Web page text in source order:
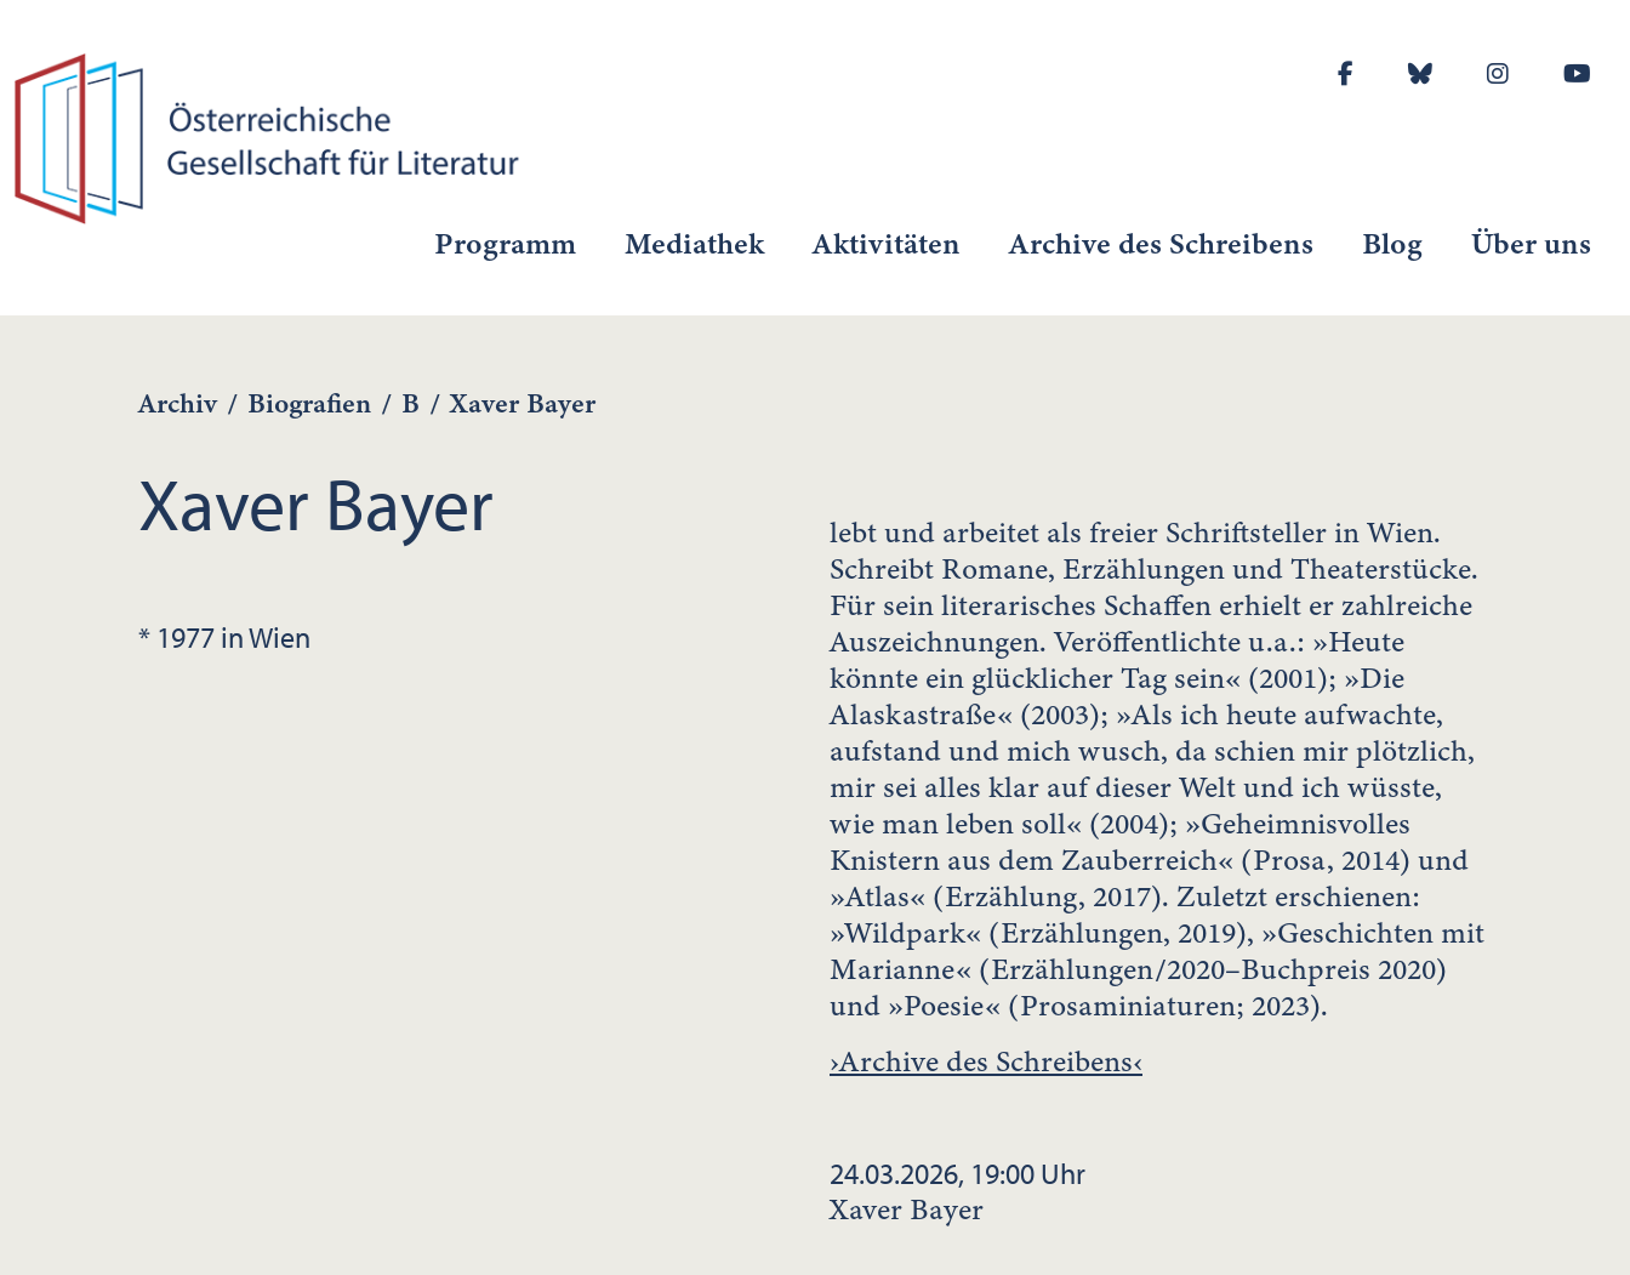
Programm Mediathek Aktivitäten Archive des Schreibens Blog Über uns
Archiv / Biografien / B / Xaver Bayer
Xaver Bayer
* 1977 in Wien
lebt und arbeitet als freier Schriftsteller in Wien.
Schreibt Romane, Erzählungen und Theaterstücke.
Für sein literarisches Schaffen erhielt er zahlreiche
Auszeichnungen. Veröffentlichte u.a.: »Heute
könnte ein glücklicher Tag sein« (2001); »Die
Alaskastraße« (2003); »Als ich heute aufwachte,
aufstand und mich wusch, da schien mir plötzlich,
mir sei alles klar auf dieser Welt und ich wüsste,
wie man leben soll« (2004); »Geheimnisvolles
Knistern aus dem Zauberreich« (Prosa, 2014) und
»Atlas« (Erzählung, 2017). Zuletzt erschienen:
»Wildpark« (Erzählungen, 2019), »Geschichten mit
Marianne« (Erzählungen/2020–Buchpreis 2020)
und »Poesie« (Prosaminiaturen; 2023).
›Archive des Schreibens‹
24.03.2026, 19:00 Uhr
Xaver Bayer